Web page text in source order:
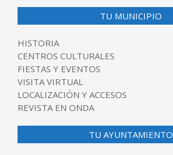
TU MUNICIPIO
HISTORIA
CENTROS CULTURALES
FIESTAS Y EVENTOS
VISITA VIRTUAL
LOCALIZACIÓN Y ACCESOS
REVISTA EN ONDA
TU AYUNTAMIENTO